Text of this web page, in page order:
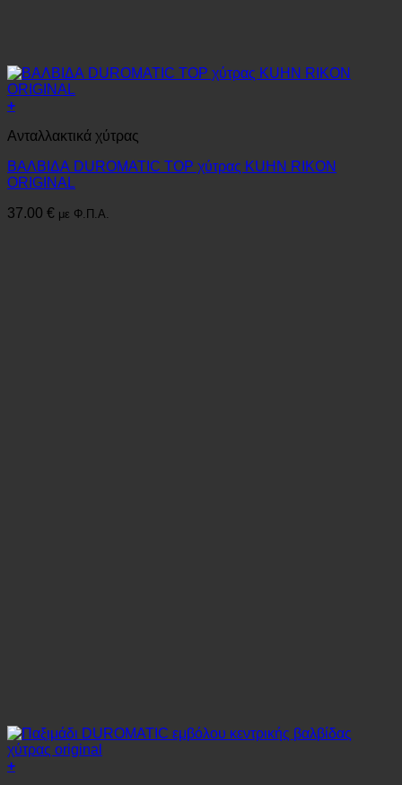
+
Ανταλλακτικά χύτρας
ΒΑΛΒΙΔΑ DUROMATIC TOP χύτρας KUHN RIKON
ORIGINAL
37.00 € με Φ.Π.Α.
+